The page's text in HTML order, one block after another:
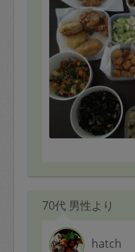
70代 男性より
hatch